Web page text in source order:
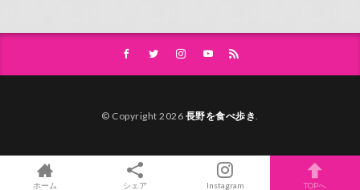
© Copyright 2026 長野を食べ歩き
ホーム シェア Instagram TOPへ